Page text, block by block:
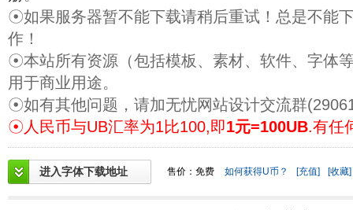
☉如果服务器暂不能下载请稍后重试！总是不能
作！
☉本站所有资源（包括模板、素材、软件、字体
用于商业用途。
☉如有其他问题，请加无忧网站设计交流群
☉人民币与UB汇率为1比100,即1元=100UB.有任
进入字体下载地址 售价：免费 如何获得U币？ [充值] [收藏]